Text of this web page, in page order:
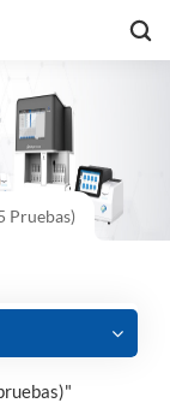
Pruebas)